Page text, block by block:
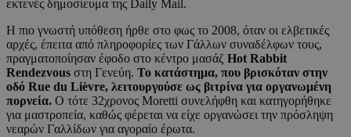
εκτενές δημοσίευμα της Daily Mail.
Η πιο γνωστή υπόθεση ήρθε στο φως το 2008, όταν οι ελβετικές
αρχές, έπειτα από πληροφορίες των Γάλλων συναδέλφων τους,
πραγματοποίησαν έφοδο στο κέντρο μασάζ Hot Rabbit
Rendezvous στη Γενεύη. Το κατάστημα, που βρισκόταν στην
οδό Rue du Lièvre, λειτουργούσε ως βιτρίνα για οργανωμένη
πορνεία. Ο τότε 32χρονος Moretti συνελήφθη και κατηγορήθηκε
για μαστροπεία, καθώς φέρεται να είχε οργανώσει την πρόσληψη
νεαρών Γαλλίδων για αγοραίο έρωτα.